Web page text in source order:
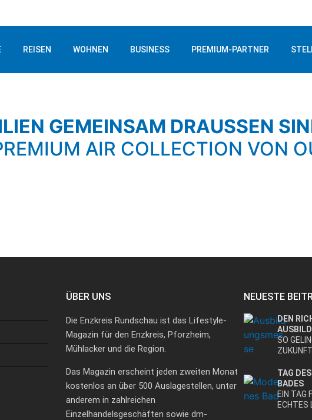
REISEN WOHNEN BUSINESS PREMIUM-PARTNER
GEMEINSAM DRAUSSEN
AIR COLLECTION VON
ÜBER UNS
Die Enzkreis Rundschau ist das Lifestyle-
Magazin für den Enzkreis, Pforzheim,
Mühlacker und die Region.
Das Magazin erscheint jeden zweiten Monat
kostenlos an über 500 Auslagestellen, unter
anderem in zahlreichen
Einzelhandelsgeschäften sowie dm-
NEUESTE
DEN
SO
ZUKUNFT
TAG
BADES
EIN TAG
ECHTES